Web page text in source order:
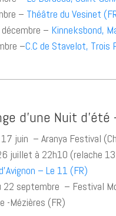
– Théâtre du Vesinet
– Kinneksbond,
–C.C de Stavelot, Trois
d’une Nuit
juin – Aranya Festival
juillet à 22h10 (relache
– Le 11 (FR)
22 septembre – Festival
-Mézières (FR)